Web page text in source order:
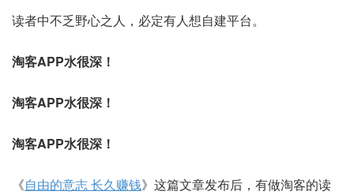
读者中不乏野心之人，必定有人想自建平台。
淘客APP水很深！
淘客APP水很深！
淘客APP水很深！
《自由的意志 长久赚钱》这篇文章发布后，有做淘客的读